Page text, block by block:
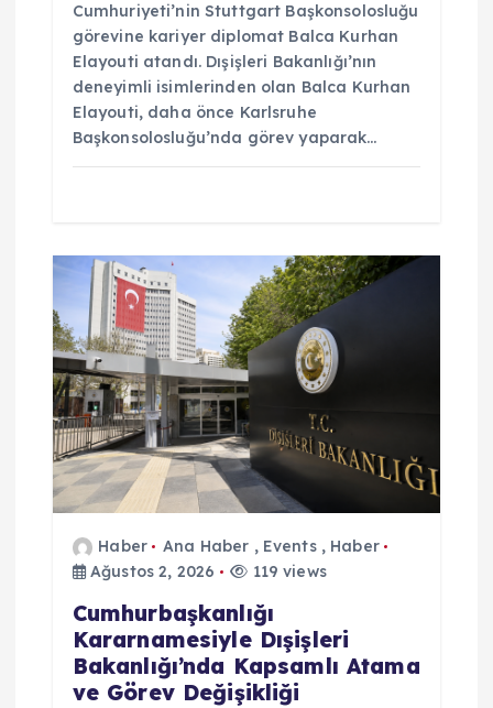
Cumhuriyeti’nin Stuttgart Başkonsolosluğu
görevine kariyer diplomat Balca Kurhan
Elayouti atandı. Dışişleri Bakanlığı’nın
deneyimli isimlerinden olan Balca Kurhan
Elayouti, daha önce Karlsruhe
Başkonsolosluğu’nda görev yaparak…
Haber Ana Haber , Events, Haber
Ağustos 2, 2026
119 views
Cumhurbaşkanlığı
Kararnamesiyle Dışişleri
Bakanlığı’nda Kapsamlı Atama
ve Görev Değişikliği